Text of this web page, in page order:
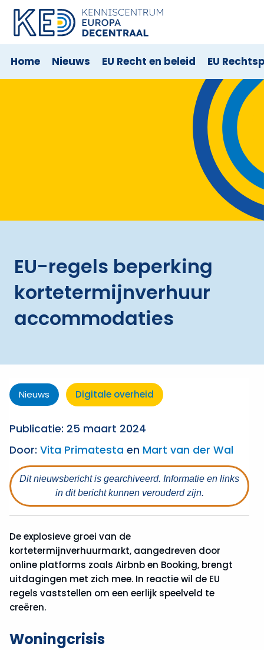
Home Nieuws EU Recht en beleid EU
EU-regels beperking
kortetermijnverhuur
accommodaties
Nieuws Digitale overheid
Publicatie: 25 maart 2024
Door: Vita Primatesta en Mart van der Wal
Dit nieuwsbericht is gearchiveerd. Informatie en links
in dit bericht kunnen verouderd zijn.
De explosieve groei van de
kortetermijnverhuurmarkt, aangedreven door
online platforms zoals Airbnb en Booking, brengt
uitdagingen met zich mee. In reactie wil de EU
regels vaststellen om een eerlijk speelveld te
creëren.
Woningcrisis